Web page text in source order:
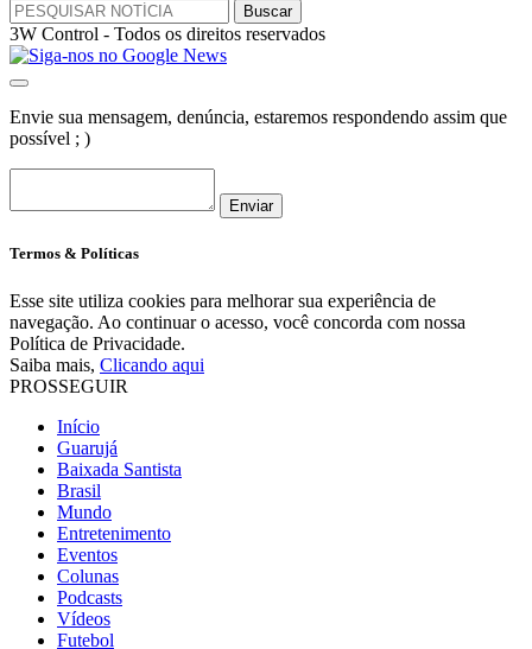
3W Control - Todos os direitos reservados
Envie sua mensagem, denúncia, estaremos respondendo assim que
possível ; )
Enviar
Termos & Políticas
Esse site utiliza cookies para melhorar sua experiência de
navegação. Ao continuar o acesso, você concorda com nossa
Política de Privacidade.
Saiba mais, Clicando aqui
PROSSEGUIR
Início
Guarujá
Baixada Santista
Brasil
Mundo
Entretenimento
Eventos
Colunas
Podcasts
Vídeos
Futebol